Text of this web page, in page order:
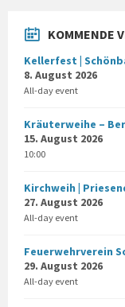
KOMMENDE
Kellerfest |
8. August 2026
All-day event
Kräuterweihe –
15. August 2026
10:00
Kirchweih |
27. August 2026
All-day event
Feuerwehrverein
29. August 2026
All-day event